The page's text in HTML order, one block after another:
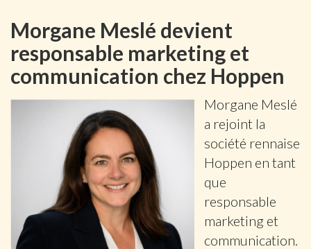
Morgane Meslé devient
responsable marketing et
communication chez Hoppen
Morgane Meslé
a rejoint la
société rennaise
Hoppen en tant
que
responsable
marketing et
communication.